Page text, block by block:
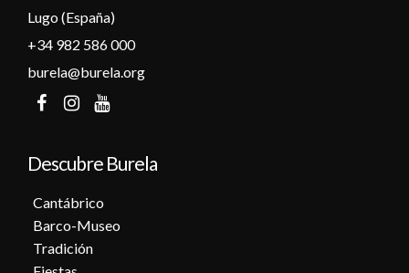
15
17
20
Lugo (España)
+34 982 586 000
burela@burela.org
Descubre Burela
Cantábrico
Barco-Museo
Tradición